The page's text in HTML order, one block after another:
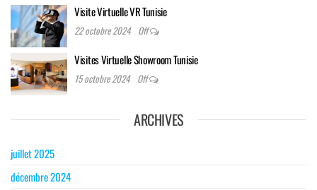
Visite Virtuelle VR Tunisie
22 octobre 2024 Off
Visites Virtuelle Showroom Tunisie
15 octobre 2024 Off
ARCHIVES
juillet 2025
décembre 2024